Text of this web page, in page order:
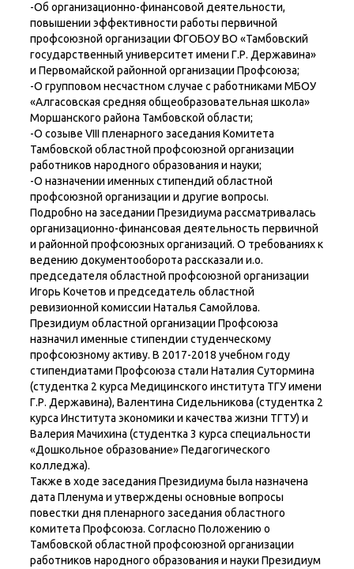
-Об организационно-финансовой деятельности,
повышении эффективности работы первичной
профсоюзной организации ФГОБОУ ВО «Тамбовский
государственный университет имени Г.Р. Державина»
и Первомайской районной организации Профсоюза;
-О групповом несчастном случае с работниками МБОУ
«Алгасовская средняя общеобразовательная школа»
Моршанского района Тамбовской области;
-О созыве VIII пленарного заседания Комитета
Тамбовской областной профсоюзной организации
работников народного образования и науки;
-О назначении именных стипендий областной
профсоюзной организации и другие вопросы.
Подробно на заседании Президиума рассматривалась
организационно-финансовая деятельность первичной
и районной профсоюзных организаций. О требованиях к
ведению документооборота рассказали и.о.
председателя областной профсоюзной организации
Игорь Кочетов и председатель областной
ревизионной комиссии Наталья Самойлова.
Президиум областной организации Профсоюза
назначил именные стипендии студенческому
профсоюзному активу. В 2017-2018 учебном году
стипендиатами Профсоюза стали Наталия Сутормина
(студентка 2 курса Медицинского института ТГУ имени
Г.Р. Державина), Валентина Сидельникова (студентка 2
курса Института экономики и качества жизни ТГТУ) и
Валерия Мачихина (студентка 3 курса специальности
«Дошкольное образование» Педагогического
колледжа).
Также в ходе заседания Президиума была назначена
дата Пленума и утверждены основные вопросы
повестки дня пленарного заседания областного
комитета Профсоюза. Согласно Положению о
Тамбовской областной профсоюзной организации
работников народного образования и науки Президиум